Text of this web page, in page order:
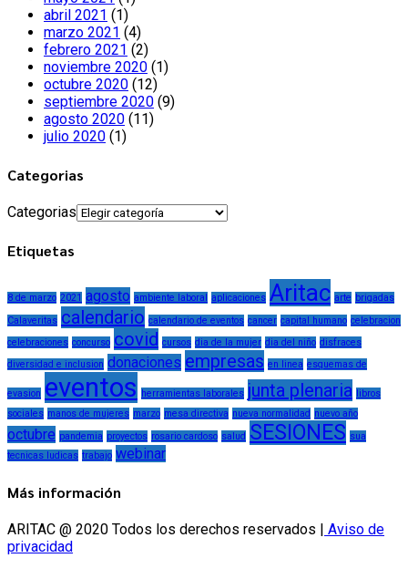
abril 2021 (1)
marzo 2021 (4)
febrero 2021 (2)
noviembre 2020 (1)
octubre 2020 (12)
septiembre 2020 (9)
agosto 2020 (11)
julio 2020 (1)
Categorias
Categorias
Etiquetas
8 de marzo 2021 agosto ambiente laboral aplicaciones Aritac arte brigadas
Calaveritas calendario calendario de eventos cancer capital humano celebracion
celebraciones concurso covid cursos dia de la mujer dia del niño disfraces
diversidad e inclusion donaciones empresas en linea esquemas de
evasion eventos herramientas laborales junta plenaria
libros
sociales manos de mujeres marzo mesa directiva nueva normalidad nuevo año
octubre pandemia proyectos rosario cardoso salud SESIONES sua
tecnicas ludicas trabajo webinar
Más información
ARITAC @ 2020 Todos los derechos reservados | Aviso de
privacidad